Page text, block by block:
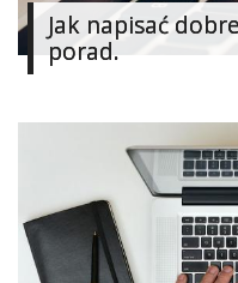
Wnętrza
Fitness
Ślub
Moda
Zakupy
Jak napisać
porad.